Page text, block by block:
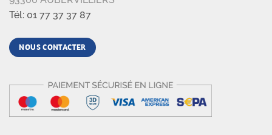
Tél: 01 77 37 37 87
NOUS CONTACTER